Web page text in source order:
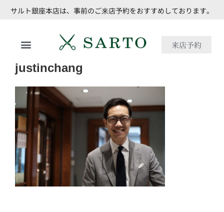
サルト銀座本店は、事前のご来店予約をおすすめしております。
来店予約
justinchang